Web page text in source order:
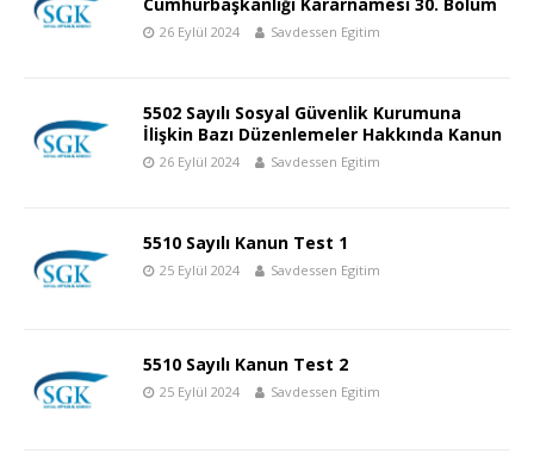
Cumhurbaşkanlığı Kararnamesi 30. Bölüm
26 Eylül 2024 Savdessen Egitim
5502 Sayılı Sosyal Güvenlik Kurumuna
İlişkin Bazı Düzenlemeler Hakkında Kanun
26 Eylül 2024 Savdessen Egitim
5510 Sayılı Kanun Test 1
25 Eylül 2024 Savdessen Egitim
5510 Sayılı Kanun Test 2
25 Eylül 2024 Savdessen Egitim